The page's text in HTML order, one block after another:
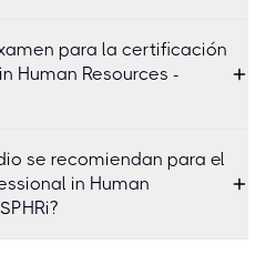
para la certificación
Human Resources -
se recomiendan para el
in Human